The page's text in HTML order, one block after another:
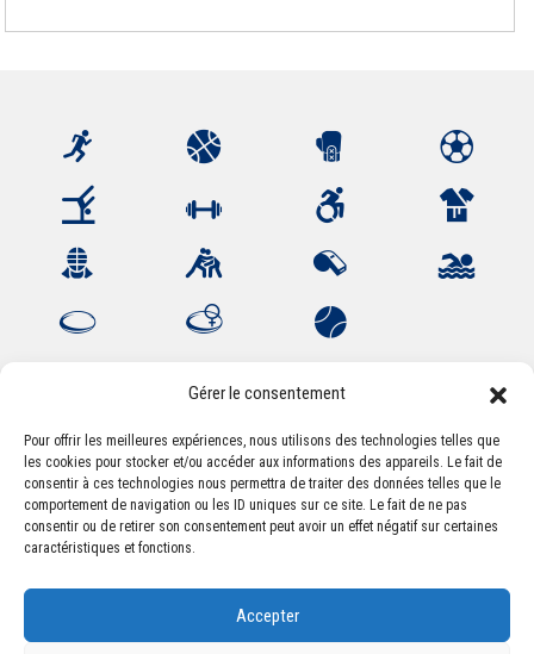
Gérer le consentement
Pour offrir les meilleures expériences, nous utilisons des technologies telles que
les cookies pour stocker et/ou accéder aux informations des appareils. Le fait de
consentir à ces technologies nous permettra de traiter des données telles que le
comportement de navigation ou les ID uniques sur ce site. Le fait de ne pas
consentir ou de retirer son consentement peut avoir un effet négatif sur certaines
caractéristiques et fonctions.
Accepter
Association Sportive Montferrandaise
84, boulevard Léon Jouhaux
CS 80221 - 63021 Clermont-Ferrand Cedex 2
accueil@asm-omnisports.com